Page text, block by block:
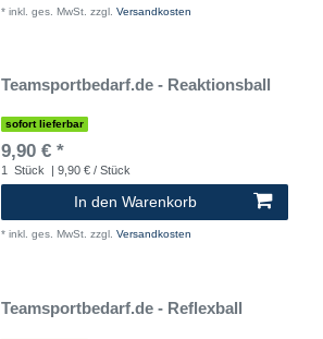
* inkl. ges. MwSt. zzgl. Versandkosten
Teamsportbedarf.de - Reaktionsball
sofort lieferbar
9,90 € *
1 Stück | 9,90 € / Stück
In den Warenkorb
* inkl. ges. MwSt. zzgl. Versandkosten
Teamsportbedarf.de - Reflexball